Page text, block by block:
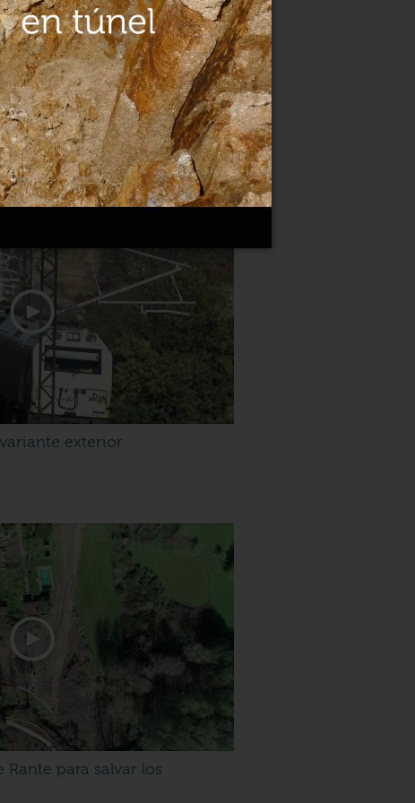
la adaptación del túnel del
exterior
para salvar los